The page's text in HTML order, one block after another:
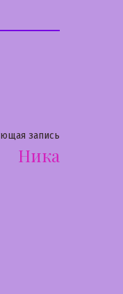
запись
Ника